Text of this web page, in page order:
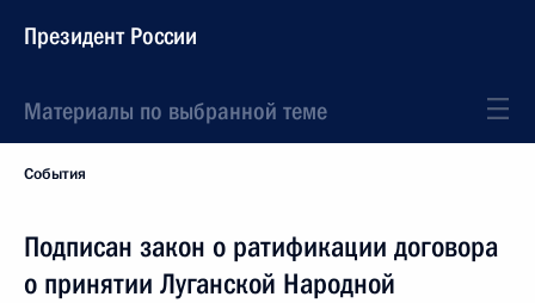
Президент России
Материалы по выбранной теме
События
Подписан закон о ратификации договора
о принятии Луганской Народной